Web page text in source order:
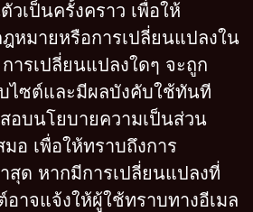
วเป็นครั้งคราว เพื่อให้
หมายหรือการเปลี่ยนแปลงใน
ารเปลี่ยนแปลงใดๆ จะถูก
ไซต์และมีผลบังคับใช้ทันที
อบนโยบายความเป็นส่วน
มอ เพื่อให้ทราบถึงการ
สุด หากมีการเปลี่ยนแปลงที่
าจแจ้งให้ผู้ใช้ทราบทางอีเมล